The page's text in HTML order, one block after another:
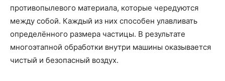
противопылевого материала, которые чередуются
между собой. Каждый из них способен улавливать
определённого размера частицы. В результате
многоэтапной обработки внутри машины оказывается
чистый и безопасный воздух.